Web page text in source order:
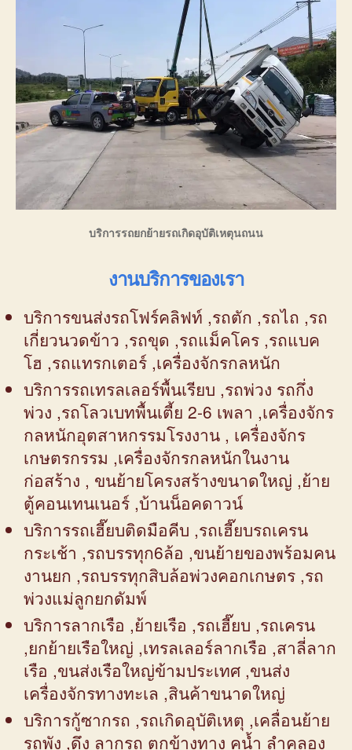
บริการรถยกย้ายรถเกิดอุบัติเหตุนถนน
งานบริการของเรา
บริการขนส่งรถโฟร์คลิฟท์ ,รถตัก ,รถไถ ,รถ
เกี่ยวนวดข้าว ,รถขุด ,รถแม็คโคร ,รถแบค
โฮ ,รถแทรกเตอร์ ,เครื่องจักรกลหนัก
บริการรถเทรลเลอร์พื้นเรียบ ,รถพ่วง รถกึ่ง
พ่วง ,รถโลวเบทพื้นเตี้ย 2-6 เพลา ,เครื่องจักร
กลหนักอุตสาหกรรมโรงงาน , เครื่องจักร
เกษตรกรรม ,เครื่องจักรกลหนักในงาน
ก่อสร้าง , ขนย้ายโครงสร้างขนาดใหญ่ ,ย้าย
ตู้คอนเทนเนอร์ ,บ้านน็อคดาวน์
บริการรถเฮี๊ยบติดมือคีบ ,รถเฮี๊ยบรถเครน
กระเช้า ,รถบรรทุก6ล้อ ,ขนย้ายของพร้อมคน
งานยก ,รถบรรทุกสิบล้อพ่วงคอกเกษตร ,รถ
พ่วงแม่ลูกยกดัมพ์
บริการลากเรือ ,ย้ายเรือ ,รถเฮี๊ยบ ,รถเครน
,ยกย้ายเรือใหญ่ ,เทรลเลอร์ลากเรือ ,สาลี่ลาก
เรือ ,ขนส่งเรือใหญ่ข้ามประเทศ ,ขนส่ง
เครื่องจักรทางทะเล ,สินค้าขนาดใหญ่
บริการกู้ซากรถ ,รถเกิดอุบัติเหตุ ,เคลื่อนย้าย
รถพัง ,ดึง ลากรถ ตกข้างทาง คูน้ำ ลำคลอง